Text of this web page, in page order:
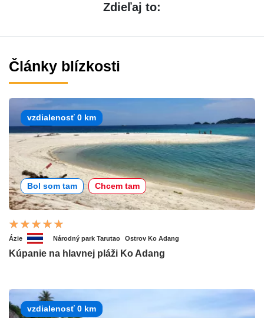
Zdieľaj to:
Články blízkosti
vzdialenosť 0 km
Bol som tam Chcem tam
Ázie Národný park Tarutao Ostrov Ko Adang
Kúpanie na hlavnej pláži Ko Adang
vzdialenosť 0 km